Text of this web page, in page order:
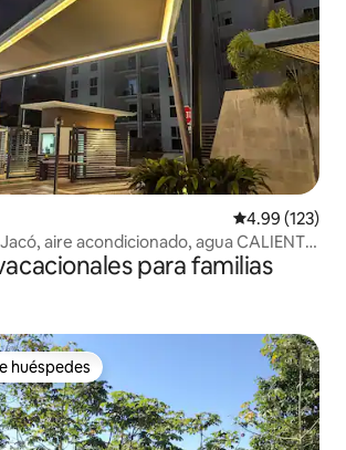
Calificación
4.99 (123)
aire acondicionado, agua CALIENTE,
para familias
preferido
huéspedes